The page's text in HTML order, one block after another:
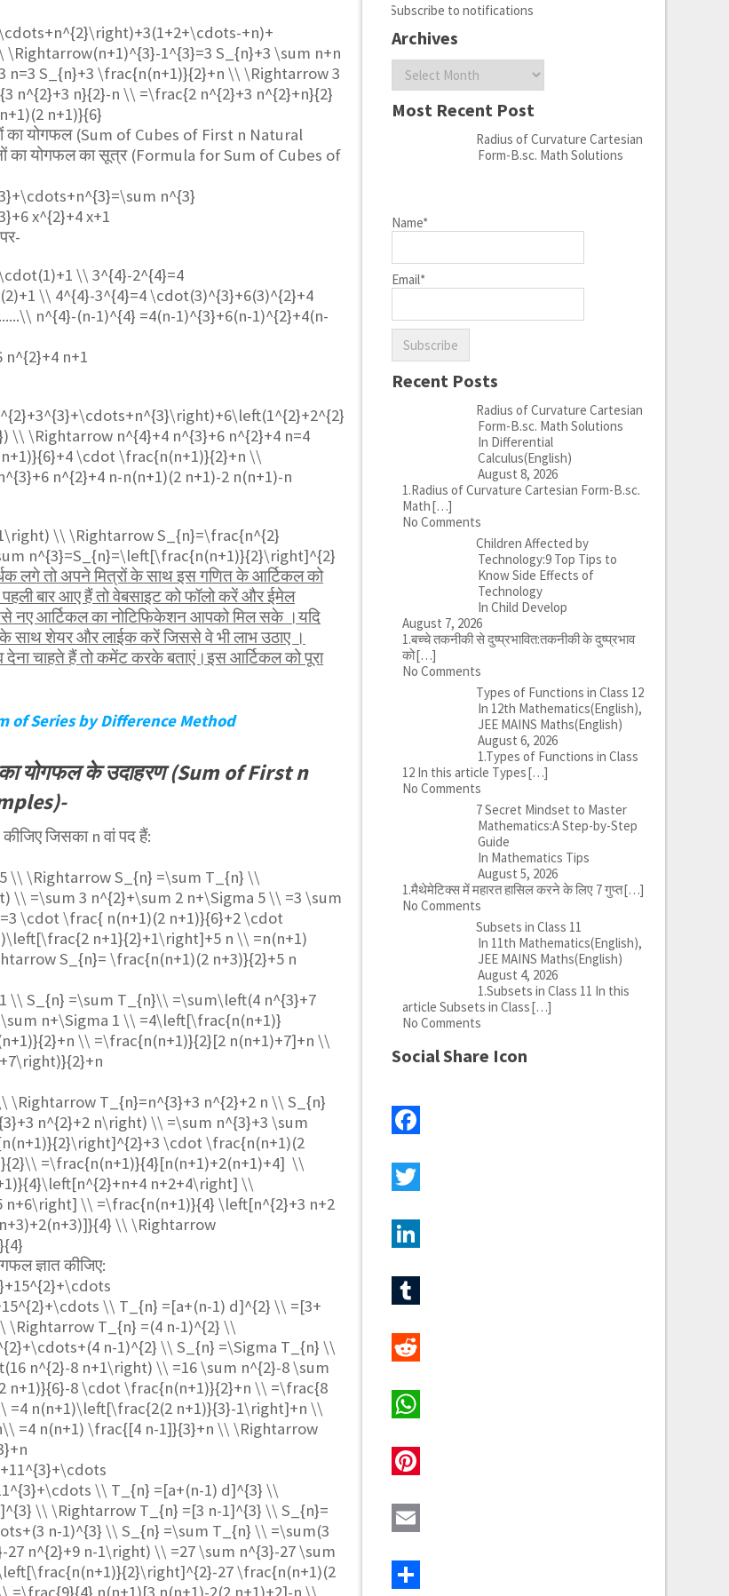
+n)+
1^{3}=3 S_{n}+3 \sum n+n
n=3 S_{n}+3 \frac{n(n+1)}{2}+n \\ \Rightarrow 3
n^{2}+3 n}{2}-n \\ =\frac{2 n^{2}+3 n^{2}+n}{2}
n+1)}{6}
का योगफल (Sum of Cubes of First n Natural
का योगफल का सूत्र (Formula for Sum of Cubes of
n^{3}
x^{2}+4 x+1
\\ 3^{4}-2^{4}=4
\\ 4^{4}-3^{4}=4 \cdot(3)^{3}+6(3)^{2}+4
n^{4}-(n-1)^{4} =4(n-1)^{3}+6(n-1)^{2}+4(n-
n^{2}+4 n+1
\\ \Rightarrow n^{4}+4 n^{3}+6 n^{2}+4 n=4
\cdot \frac{n(n+1)}{2}+n \\
n^{2}+4 n-n(n+1)(2 n+1)-2 n(n+1)-n
\\ \Rightarrow S_{n}=\frac{n^{2}
n^{3}=S_{n}=\left[\frac{n(n+1)}{2}\right]^{2}
लगे तो अपने मित्रों के साथ इस गणित के आर्टिकल को
बार आए हैं तो वेबसाइट को फॉलो करें और ईमेल
नए आर्टिकल का नोटिफिकेशन आपको मिल सके ।यदि
साथ शेयर और लाईक करें जिससे वे भी लाभ उठाए ।
देना चाहते हैं तो कमेंट करके बताएं।इस आर्टिकल को पूरा
of Series by Difference Method
योगफल के उदाहरण (Sum of First n
जिसका n वां पद हैं:
\\ \Rightarrow S_{n} =\sum T_{n} \\
\\ =\sum 3 n^{2}+\sum 2 n+\Sigma 5 \\ =3 \sum
\cdot \frac{ n(n+1)(2 n+1)}{6}+2 \cdot
n+1}{2}+1\right]+5 n \\ =n(n+1)
S_{n}= \frac{n(n+1)(2 n+3)}{2}+5 n
\\ S_{n} =\sum T_{n}\\ =\sum\left(4 n^{3}+7
n+\Sigma 1 \\ =4\left[\frac{n(n+1)}
\\ =\frac{n(n+1)}{2}[2 n(n+1)+7]+n \\
\Rightarrow T_{n}=n^{3}+3 n^{2}+2 n \\ S_{n}
n^{2}+2 n\right) \\ =\sum n^{3}+3 \sum
\cdot \frac{n(n+1)(2
=\frac{n(n+1)}{4}[n(n+1)+2(n+1)+4] \\
n+2+4\right] \\
\\ =\frac{n(n+1)}{4} \left[n^{2}+3 n+2
\\ \Rightarrow
ज्ञात कीजिए:
\\ T_{n} =[a+(n-1) d]^{2} \\ =[3+
\Rightarrow T_{n} =(4 n-1)^{2} \\
n-1)^{2} \\ S_{n} =\Sigma T_{n} \\
n^{2}-8 n+1\right) \\ =16 \sum n^{2}-8 \sum
n+1)}{6}-8 \cdot \frac{n(n+1)}{2}+n \\ =\frac{8
=4 n(n+1)\left[\frac{2(2 n+1)}{3}-1\right]+n \\
=4 n(n+1) \frac{[4 n-1]}{3}+n \\ \Rightarrow
\\ T_{n} =[a+(n-1) d]^{3} \\
\\ \Rightarrow T_{n} =[3 n-1]^{3} \\ S_{n}=
n-1)^{3} \\ S_{n} =\sum T_{n} \\ =\sum(3
n^{2}+9 n-1\right) \\ =27 \sum n^{3}-27 \sum
27 \frac{n(n+1)(2
=\frac{9}{4} n(n+1)[3 n(n+1)-2(2 n+1)+2]-n \\
Subscribe to notifications
Archives
Archives
Most Recent Post
Radius of Curvature Cartesian
Form-B.sc. Math Solutions
Name*
Email*
Recent Posts
Radius of Curvature Cartesian
Form-B.sc. Math Solutions
In Differential
Calculus(English)
August 8, 2026
1.Radius of Curvature Cartesian Form-B.sc.
Math[…]
No Comments
Children Affected by
Technology:9 Top Tips to
Know Side Effects of
Technology
In Child Develop
August 7, 2026
1.बच्चे तकनीकी से दुष्प्रभावित:तकनीकी के दुष्प्रभाव
को[…]
No Comments
Types of Functions in Class 12
In 12th Mathematics(English),
JEE MAINS Maths(English)
August 6, 2026
1.Types of Functions in Class
12 In this article Types[…]
No Comments
7 Secret Mindset to Master
Mathematics:A Step-by-Step
Guide
In Mathematics Tips
August 5, 2026
1.मैथेमेटिक्स में महारत हासिल करने के लिए 7 गुप्त[…]
No Comments
Subsets in Class 11
In 11th Mathematics(English),
JEE MAINS Maths(English)
August 4, 2026
1.Subsets in Class 11 In this
article Subsets in Class[…]
No Comments
Social Share Icon